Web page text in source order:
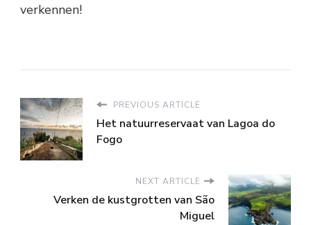
verkennen!
PREVIOUS ARTICLE
Het natuurreservaat van Lagoa do
Fogo
NEXT ARTICLE
Verken de kustgrotten van São
Miguel